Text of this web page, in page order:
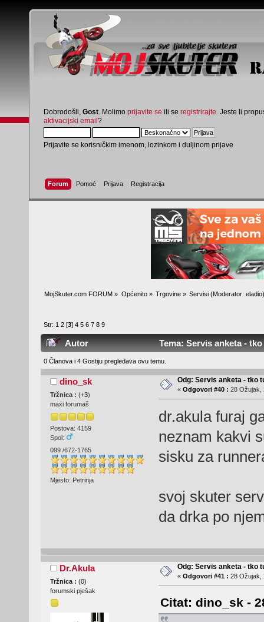
Dobrodošli, Gost . Molimo prijavite se ili se registrirajte . Jeste li
aktivacijski email?
Prijavite se korisničkim imenom, lozinkom i duljinom prijave
Forum Pomoć Prijava Registracija
MojSkuter.com FORUM » Općenito» Trgovine» Servisi (Moderator:eladio
Str: 1 2 [3]4 5 6 7 8 9
Autor Tema: Servis anketa -
0 Članova i 4 Gostiju pregledava ovu temu.
dino_sk
Tržnica : (+3)
maxi forumaš
Postova: 4159
Spol:
099 /672-1765
Mjesto: Petrinja
Odg: Servis anketa - tko
« Odgovori #40 : 28 Ožujak,
dr.akula furaj
neznam kakvi
sisku za
svoj skuter
da drka po
Dr.Akula
Tržnica : (0)
forumski pješak
Odg: Servis anketa - tko
« Odgovori #41 : 28 Ožujak,
Citat: dino_sk -